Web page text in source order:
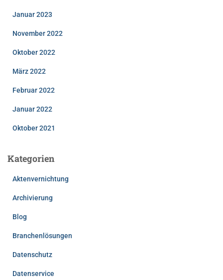
Januar 2023
November 2022
Oktober 2022
März 2022
Februar 2022
Januar 2022
Oktober 2021
Kategorien
Aktenvernichtung
Archivierung
Blog
Branchenlösungen
Datenschutz
Datenservice